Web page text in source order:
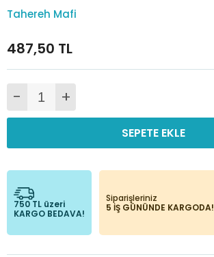
Tahereh Mafi
487,50 TL
- +
SEPETE EKLE
750 TL üzeri
KARGO BEDAVA!
Siparişleriniz
5 İŞ GÜNÜNDE KARGODA!